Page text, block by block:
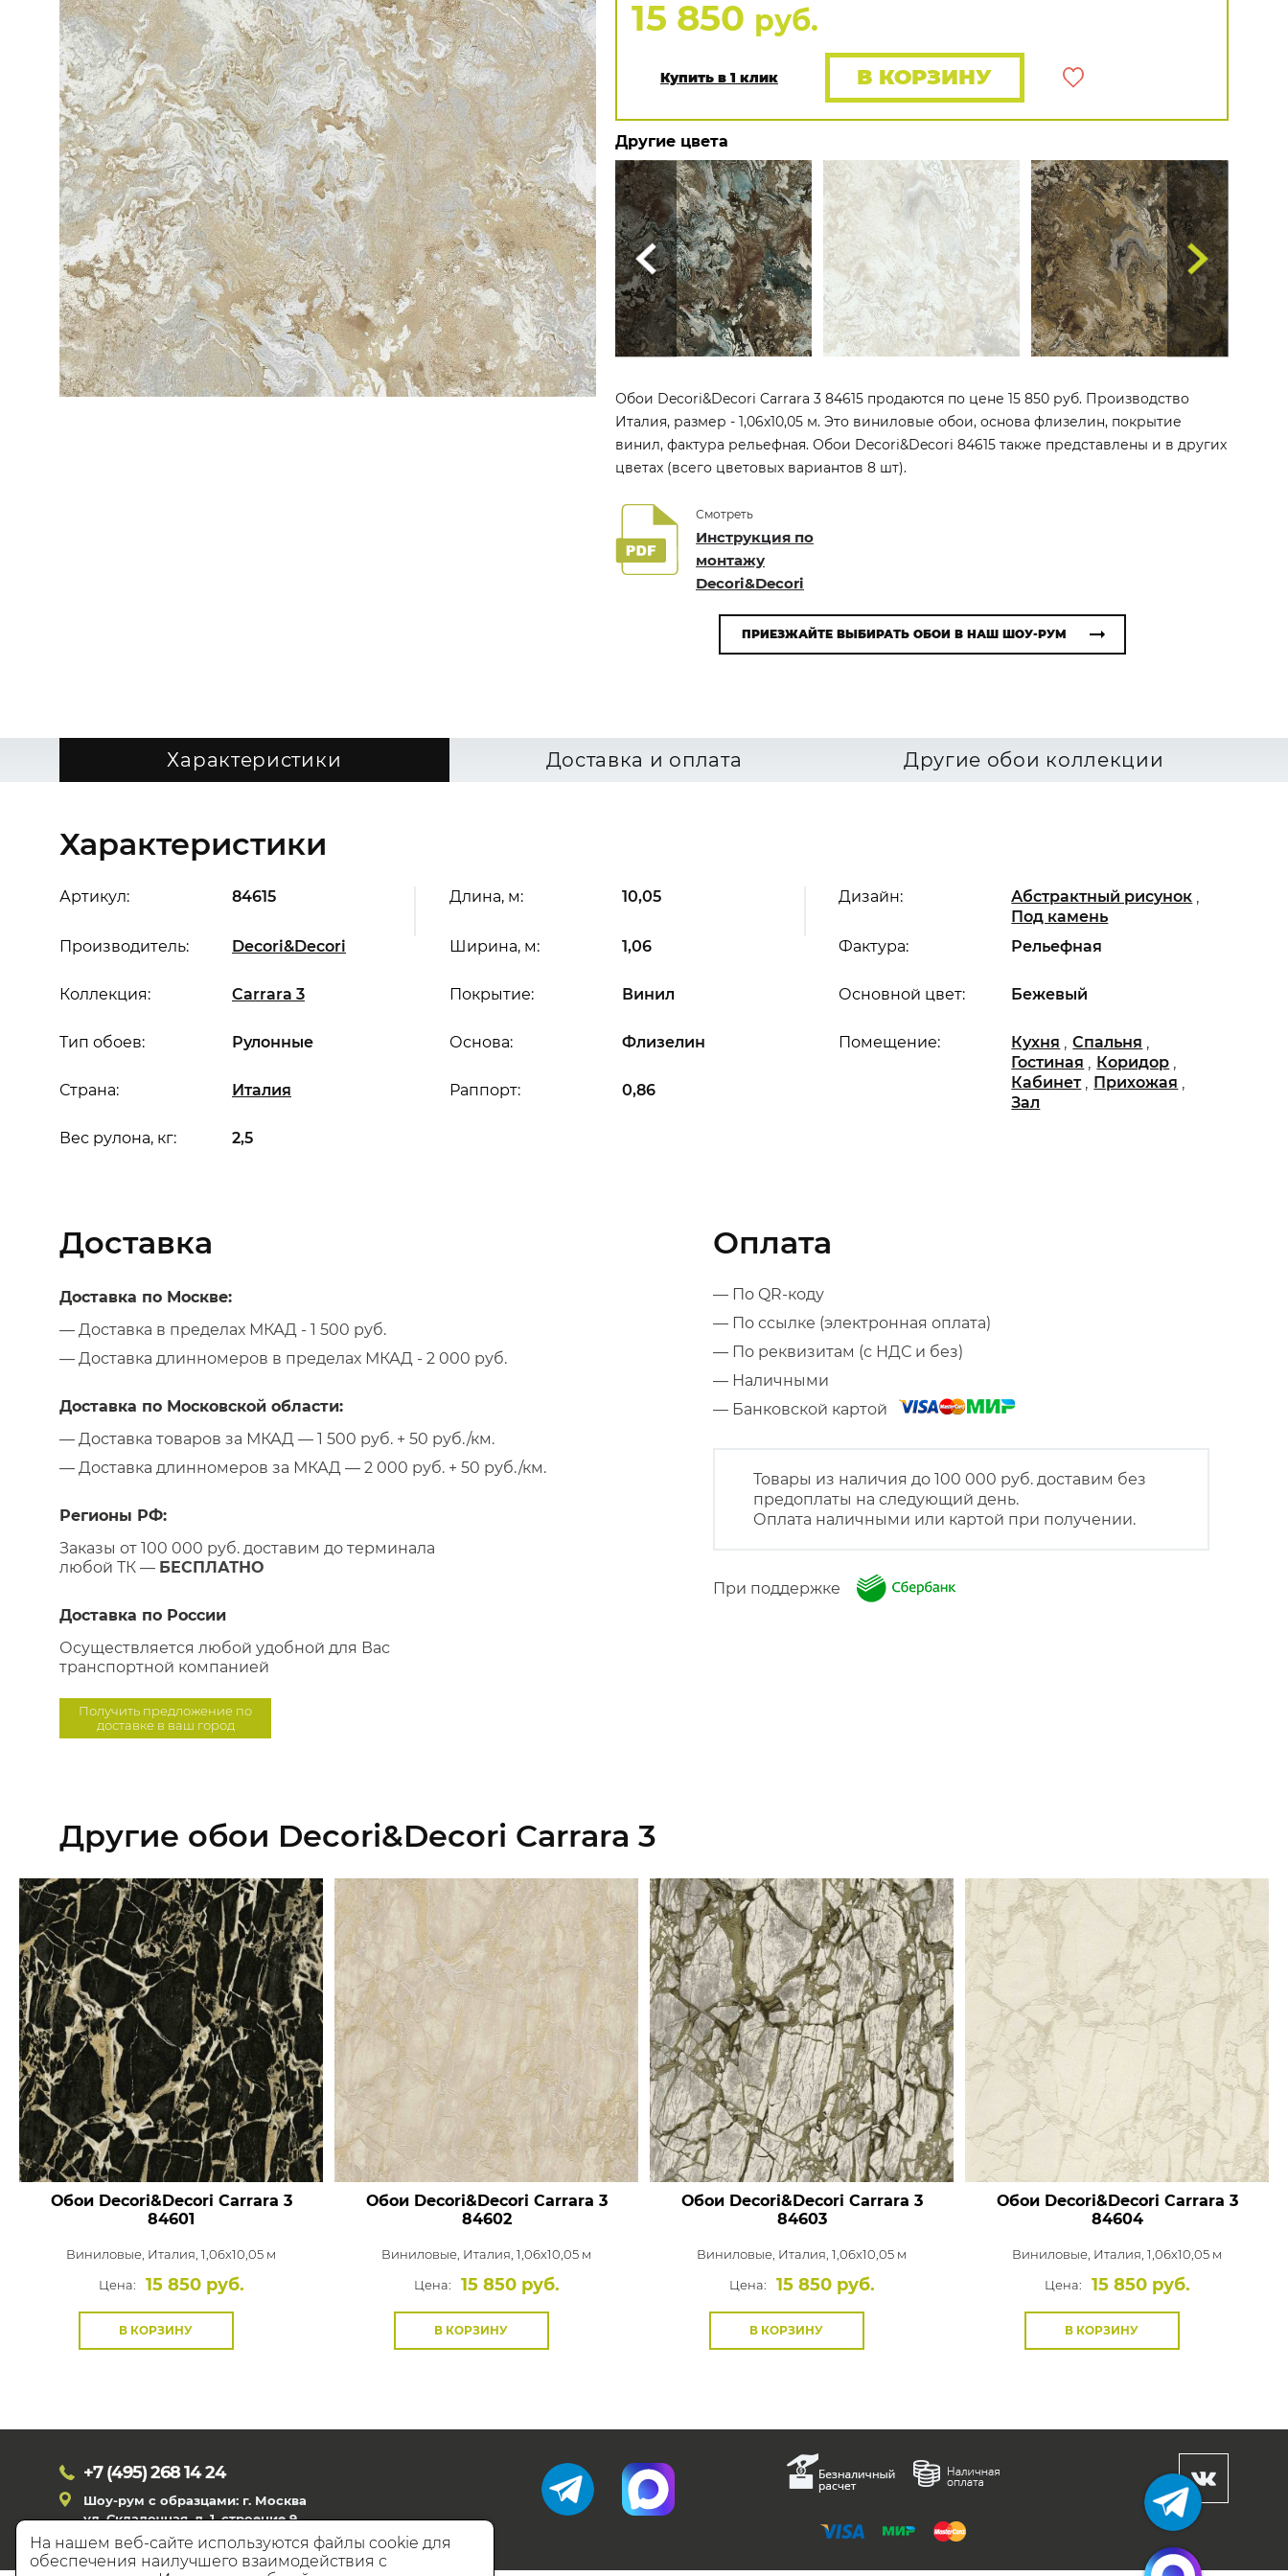
ЦВЕТА
ПОКАЗАТЬ ВСЕ ОБОИ
15 850 руб.
Купить в 1 клик В КОРЗИНУ
Другие цвета
Обои Decori&Decori Carrara 3 84615 продаются по цене 15 850 руб. Производство
Италия, размер - 1,06x10,05 м. Это виниловые обои, основа флизелин, покрытие
винил, фактура рельефная. Обои Decori&Decori 84615 также представлены и в других
цветах (всего цветовых вариантов 8 шт).
Смотреть
Инструкция по
монтажу
Decori&Decori
ПРИЕЗЖАЙТЕ ВЫБИРАТЬ ОБОИ В НАШ ШОУ-РУМ
Характеристики Доставка и оплата Другие обои коллекции
Характеристики
Артикул: 84615
Производитель: Decori&Decori
Коллекция: Carrara 3
Длина, м: 10,05
Ширина, м: 1,06
Вес рулона, кг: 2,5
Раппорт: 0,86
Основной цвет: Бежевый
Дизайн: Абстрактный рисунок ,
Под камень
Основа: Флизелин
Покрытие: Винил
Помещение: Кухня ,Спальня ,
Гостиная , Коридор ,
Кабинет , Прихожая ,
Зал
Страна: Италия
Тип обоев: Рулонные
Фактура: Рельефная
Доставка
Доставка по Москве:
— Доставка в пределах МКАД - 1 500 руб.
— Доставка длинномеров в пределах МКАД - 2 000 руб.
Доставка по Московской области:
— Доставка товаров за МКАД — 1 500 руб. + 50 руб./км.
— Доставка длинномеров за МКАД — 2 000 руб. + 50 руб./км.
Регионы РФ:
Заказы от 100 000 руб. доставим до терминала
любой ТК — БЕСПЛАТНО
Доставка по России
Осуществляется любой удобной для Вас
транспортной компанией
Получить предложение по
доставке в ваш город
Оплата
— По QR-коду
— По ссылке (электронная оплата)
— По реквизитам (с НДС и без)
— Наличными
— Банковской картой
Товары из наличия до 100 000 руб. доставим без
предоплаты на следующий день.
Оплата наличными или картой при получении.
При поддержке
Другие обои Decori&Decori Carrara 3
Обои Decori&Decori Carrara 3
84601
Виниловые, Италия, 1,06x10,05 м
Цена:
15 850 руб.
В КОРЗИНУ
Обои Decori&Decori Carrara 3
84602
Виниловые, Италия, 1,06x10,05 м
Цена:
15 850 руб.
В КОРЗИНУ
Обои Decori&Decori Carrara 3
84603
Виниловые, Италия, 1,06x10,05 м
Цена:
15 850 руб.
В КОРЗИНУ
Обои Decori&Decori Carrara 3
84604
Виниловые, Италия, 1,06x10,05 м
Цена:
15 850 руб.
В КОРЗИНУ
+7 (495)268 14 24
Шоу-рум с образцами: г. Москва
ул. Складочная, д. 1, строение 9
На нашем веб-сайте используются файлы cookie для
обеспечения наилучшего взаимодействия с